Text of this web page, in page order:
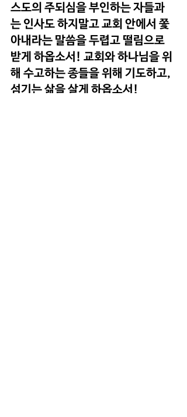
스도의 주되심을 부인하는 자들과
는 인사도 하지말고 교회 안에서 쫓
아내라는 말씀을 두렵고 떨림으로
받게 하옵소서! 교회와 하나님을 위
해 수고하는 종들을 위해 기도하고,
섬기는 삶을 살게 하옵소서!